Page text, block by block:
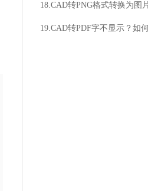
19.CAD转PDF字不显示？如